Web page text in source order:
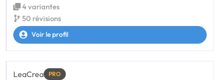
4 variantes
50 révisions
Voir le profil
LeaCrea PRO